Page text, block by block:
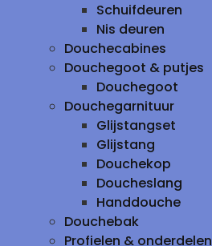
Schuifdeuren
Nis deuren
Douchecabines
Douchegoot & putjes
Douchegoot
Douchegarnituur
Glijstangset
Glijstang
Douchekop
Doucheslang
Handdouche
Douchebak
Profielen & onderdelen